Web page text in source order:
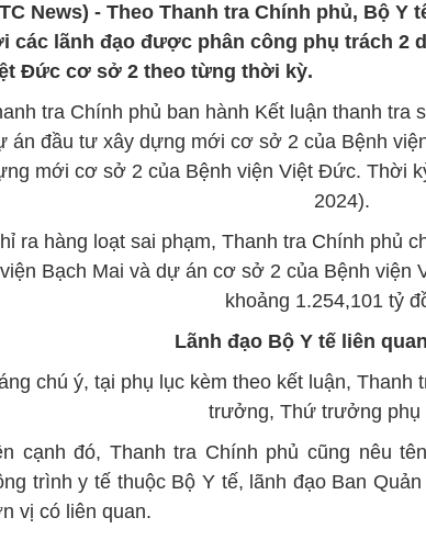
News) - Theo Thanh tra Chính phủ, Bộ Y
các lãnh đạo được phân công phụ trách 2
Đức cơ sở 2 theo từng thời kỳ.
tra Chính phủ ban hành Kết luận thanh tra
án đầu tư xây dựng mới cơ sở 2 của Bệnh
mới cơ sở 2 của Bệnh viện Việt Đức. Thời
2024).
ra hàng loạt sai phạm, Thanh tra Chính phủ
viện Bạch Mai và dự án cơ sở 2 của Bệnh viện
khoảng 1.254,101 tỷ
Lãnh đạo Bộ Y tế liên
chú ý, tại phụ lục kèm theo kết luận, Thanh
trưởng, Thứ trưởng phụ
cạnh đó, Thanh tra Chính phủ cũng nêu
trình y tế thuộc Bộ Y tế, lãnh đạo Ban
vị có liên quan.